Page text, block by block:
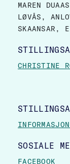
MAREN
LØVÅS,
SKAANSAR,
CHRISTINE
SOSIALE
FACEBOOK